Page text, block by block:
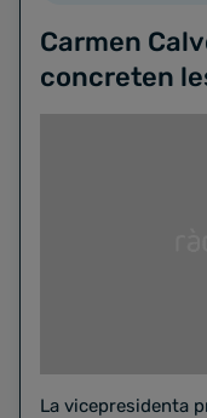
Carmen
concreten
La vicepresidenta